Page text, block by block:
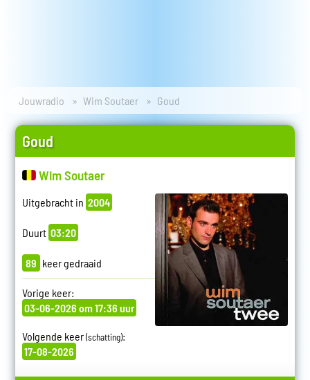
Jouwradio Wim Soutaer Goud
Goud
Wim Soutaer
Uitgebracht in 2004
Duurt 03:20
89 keer gedraaid
Vorige keer:
03-06-2026 om 17:36 uur
Volgende keer(schatting):
17-08-2026